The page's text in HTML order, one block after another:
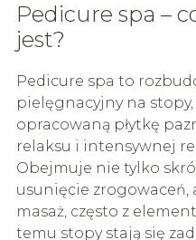
Pedicure spa –
jest?
Pedicure spa to
pielęgnacyjny na stopy,
opracowaną płytkę
relaksu i intensywnej
Obejmuje nie tylko
usunięcie zrogowaceń,
masaż, często z
temu stopy stają się